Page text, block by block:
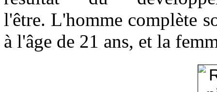
l'être. L'homme complète
à l'âge de 21 ans, et la